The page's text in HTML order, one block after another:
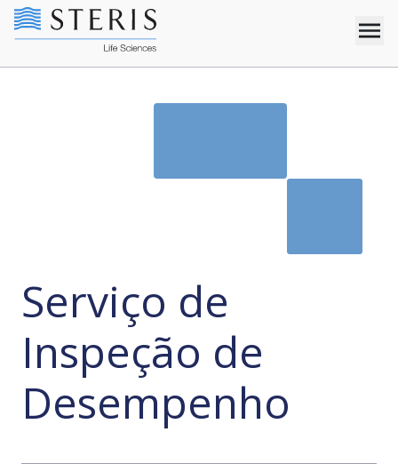
Serviço de
Inspeção de
Desempenho